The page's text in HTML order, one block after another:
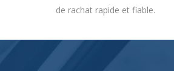
de rachat rapide et fiable.